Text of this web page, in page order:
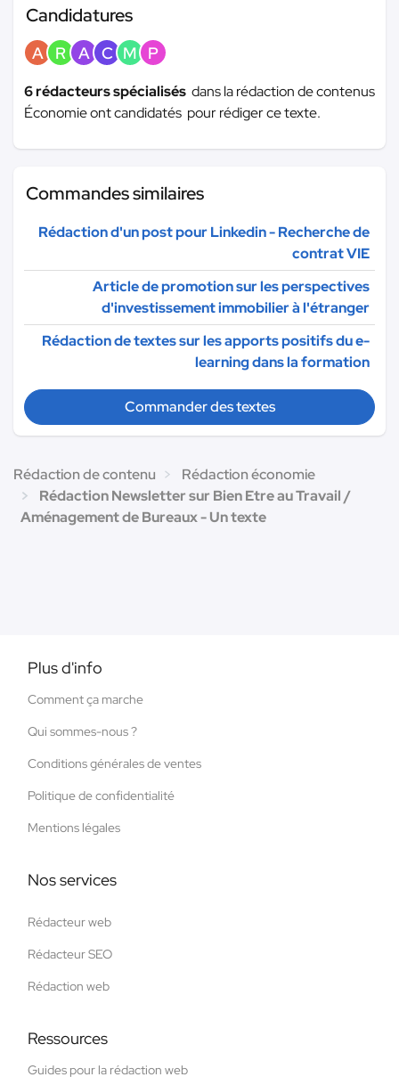
Candidatures
A R A C M P
6 rédacteurs spécialisés dans la rédaction de contenus
Économie ont candidatés pour rédiger ce texte.
Commandes similaires
Rédaction d'un post pour Linkedin - Recherche de
contrat VIE
Article de promotion sur les perspectives
d'investissement immobilier à l'étranger
Rédaction de textes sur les apports positifs du e-
learning dans la formation
Commander des textes
Rédaction de contenu
Rédaction économie
Rédaction Newsletter sur Bien Etre au Travail /
Aménagement de Bureaux - Un texte
Plus d'info
Comment ça marche
Qui sommes-nous ?
Conditions générales de ventes
Politique de confidentialité
Mentions légales
Nos services
Rédacteur web
Rédacteur SEO
Rédaction web
Ressources
Guides pour la rédaction web